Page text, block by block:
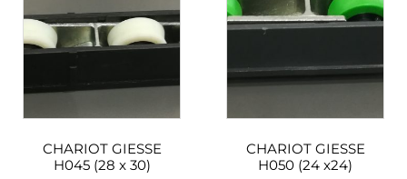
CHARIOT GIESSE
H045 (28 x 30)
CHARIOT GIESSE
H050 (24 x24)